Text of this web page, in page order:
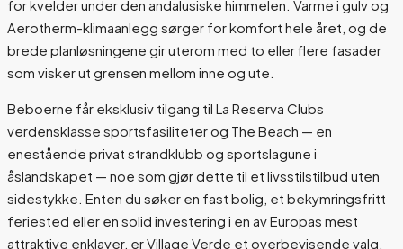
for kvelder under den andalusiske himmelen. Varme i gulv og
Aerotherm-klimaanlegg sørger for komfort hele året, og de
brede planløsningene gir uterom med to eller flere fasader
som visker ut grensen mellom inne og ute.
Beboerne får eksklusiv tilgang til La Reserva Clubs
verdensklasse sportsfasiliteter og The Beach — en
enestående privat strandklubb og sportslagune i
åslandskapet — noe som gjør dette til et livsstilstilbud uten
sidestykke. Enten du søker en fast bolig, et bekymringsfritt
feriested eller en solid investering i en av Europas mest
attraktive enklaver, er Village Verde et overbevisende valg.